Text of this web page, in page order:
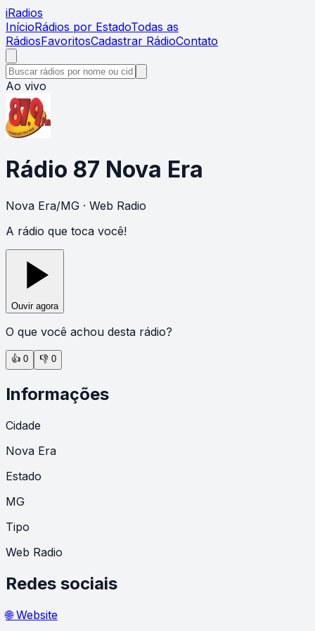
iRadios
InícioRádios por EstadoTodas as
RádiosFavoritosCadastrar RádioContato
Ao vivo
Rádio 87 Nova Era
Nova Era/MG · Web Radio
A rádio que toca você!
Ouvir agora
O que você achou desta rádio?
👍 0 👎 0
Informações
Cidade
Nova Era
Estado
MG
Tipo
Web Radio
Redes sociais
🌐 Website